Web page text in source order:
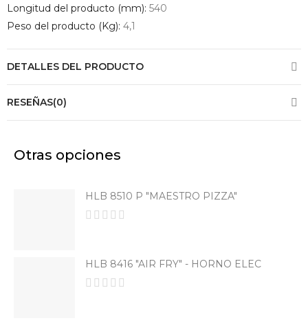
Longitud del producto (mm): 540
Peso del producto (Kg): 4,1
DETALLES DEL PRODUCTO
RESEÑAS(0)
Otras opciones
HLB 8510 P "MAESTRO PIZZA"
HLB 8416 "AIR FRY" - HORNO ELEC
Cm 1 Cazuela Ø 16
16 Cm 4 Tapas
Producto